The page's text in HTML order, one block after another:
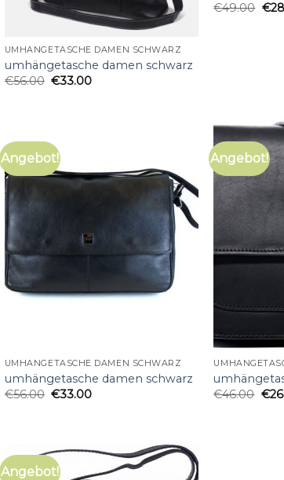
UMHÄNGETASCHE DAMEN SCHWARZ
umhängetasche damen schwarz
€56.00 €33.00
€49.00 €
Angebot!
UMHÄNGETASCHE DAMEN SCHWARZ
umhängetasche damen schwarz
€56.00 €33.00
Angebot!
€46.00 €
Angebot!